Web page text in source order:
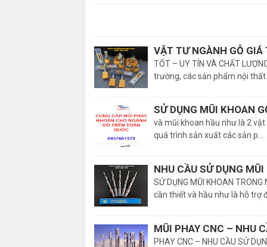
VẬT TƯ NGÀNH GỖ
TỐT – UY TÍN VÀ CHẤT
trường, các sản phẩm nội
SỬ DỤNG MŨI KHOAN
và mũi khoan hầu như là 2
quá trình sản xuất các sản p…
NHU CẦU SỬ DỤNG
SỬ DỤNG MŨI KHOAN
cần thiết và hầu như là hỗ trợ
MŨI PHAY CNC – NHU
PHAY CNC – NHU CẦU SỬ